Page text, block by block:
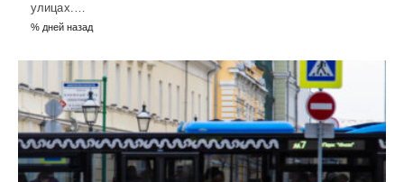
улицах.…
% дней назад